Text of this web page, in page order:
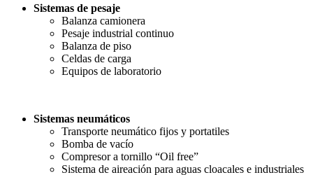
Sistemas de pesaje
Balanza camionera
Pesaje industrial continuo
Balanza de piso
Celdas de carga
Equipos de laboratorio
Sistemas neumáticos
Transporte neumático fijos y portatiles
Bomba de vacío
Compresor a tornillo “Oil free”
Sistema de aireación para aguas cloacales e industriales